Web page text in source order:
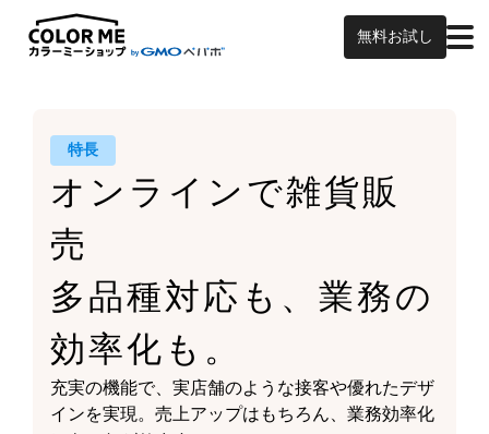
無料お試し
特長
オンラインで雑貨販
売
多品種対応も、業務の
効率化も。
充実の機能で、実店舗のような接客や優れたデザ
インを実現。売上アップはもちろん、業務効率化